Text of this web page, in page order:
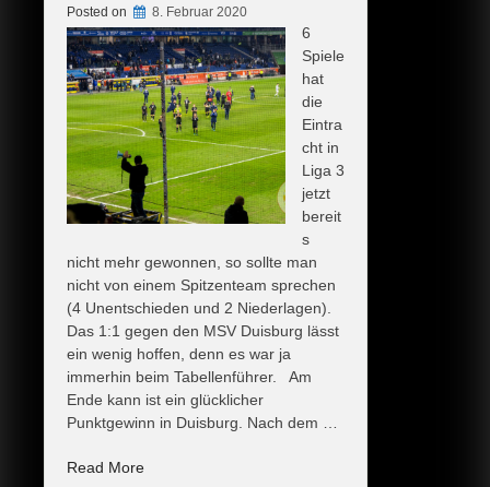
Posted on 8. Februar 2020
6
Spiele
hat
die
Eintra
cht in
Liga 3
jetzt
bereit
s
nicht mehr gewonnen, so sollte man
nicht von einem Spitzenteam sprechen
(4 Unentschieden und 2 Niederlagen).
Das 1:1 gegen den MSV Duisburg lässt
ein wenig hoffen, denn es war ja
immerhin beim Tabellenführer. Am
Ende kann ist ein glücklicher
Punktgewinn in Duisburg. Nach dem …
Read More„Glücklich